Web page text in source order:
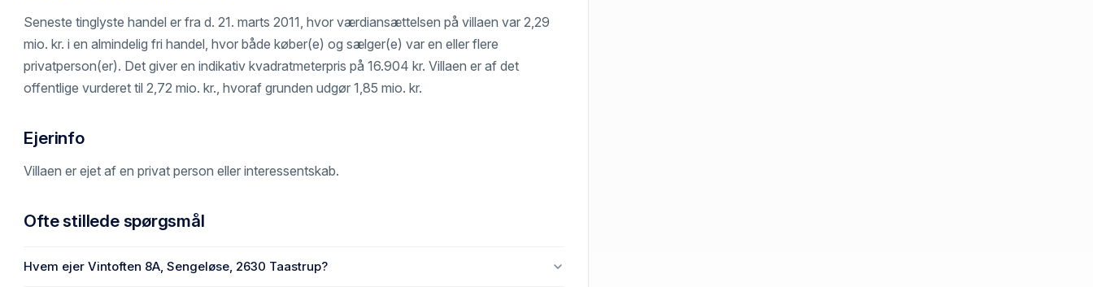
Seneste tinglyste handel er fra d. 21. marts 2011, hvor værdiansættelsen på villaen var 2,29
mio. kr. i en almindelig fri handel, hvor både køber(e) og sælger(e) var en eller flere
privatperson(er). Det giver en indikativ kvadratmeterpris på 16.904 kr. Villaen er af det
offentlige vurderet til 2,72 mio. kr., hvoraf grunden udgør 1,85 mio. kr.
Ejerinfo
Villaen er ejet af en privat person eller interessentskab.
Ofte stillede spørgsmål
Hvem ejer Vintoften 8A, Sengeløse, 2630 Taastrup?